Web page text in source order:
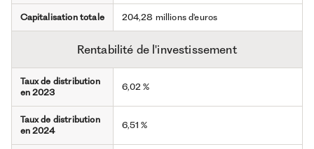
Capitalisation totale 204,28 millions d'euros
Rentabilité de l'investissement
Taux de distribution
en 2023
6,02 %
Taux de distribution
en 2024
6,51 %